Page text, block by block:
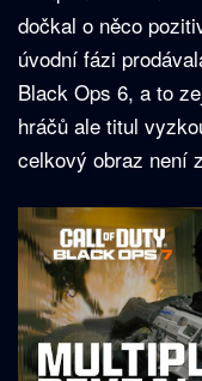
dočkal o něco
úvodní fázi
Black Ops 6, a to
hráčů ale titul
celkový obraz není